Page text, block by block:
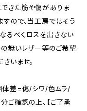
きた筋や傷がありま
すので、当工房ではそう
るべくロスを出さない
の無いレザー等のご希望
いませ。
体差=傷/シワ/色ムラ/
ご確認の上、【ご了承